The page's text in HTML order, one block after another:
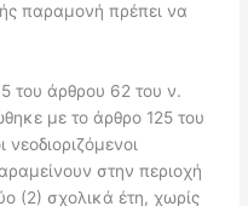
παραμονή πρέπει να
του άρθρου 62 του ν.
με το άρθρο 125 του
στην περιοχή
(2) σχολικά έτη, χωρίς